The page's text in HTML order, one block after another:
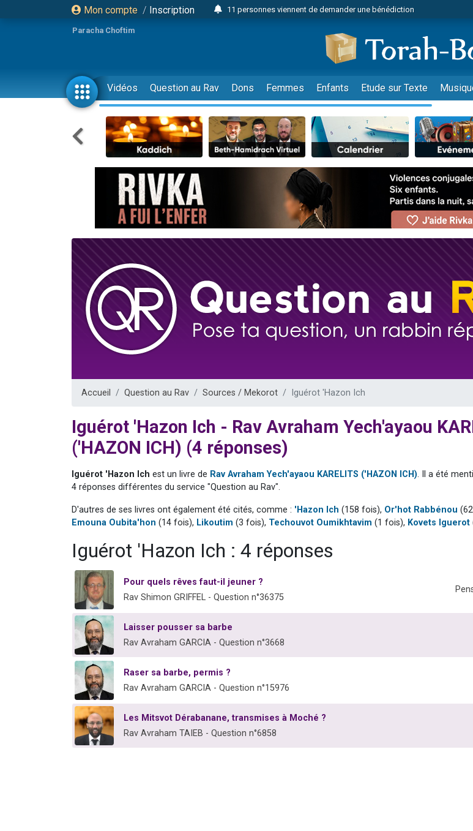
Mon compte / Inscription
11 personnes viennent de demander une bénédiction
Il reste 49 places pour étudier en groupe sur Zoom
2 personnes viennent de nous rejoindre sur WhatsApp
29 personnes viennent de demander une bénédiction
Il reste 49 places pour étudier en groupe sur Zoom
2 personnes viennent de nous rejoindre sur WhatsApp
6 personnes viennent de nous rejoindre sur WhatsApp
4 personnes viennent de faire un don pour Reloger Rivka, 6
2 personnes viennent de faire un don pour 1 Journée de
17 personnes viennent de demander une bénédiction
4 personnes viennent de nous rejoindre sur WhatsApp
Il reste 49 places pour étudier en groupe sur Zoom
Eva vient de donner son Maasser
4 personnes viennent de nous rejoindre sur WhatsApp
3 personnes viennent de nous rejoindre sur WhatsApp
3 personnes viennent de faire un don pour 5 jours de vacances
Odaya vient de donner son Maasser
13 personnes viennent de demander une bénédiction
Paracha Choftim
Vidéos Question au Rav Dons Femmes Enfants Etude sur Texte
Accueil Question au Rav Sources / Mekorot Iguérot 'Hazon Ich
Iguérot 'Hazon Ich - Rav Avraham Yech'ayaou
('HAZON ICH) (4 réponses)
Iguérot 'Hazon Ich est un livre de Rav Avraham Yech'ayaou KARELITS ('HAZON ICH). Il a été
4 réponses différentes du service "Question au Rav".
D'autres de ses livres ont également été cités, comme : 'Hazon Ich (158 fois), Or'hot Rabbénou
Emouna Oubita'hon (14 fois), Likoutim (3 fois), Techouvot Oumikhtavim (1 fois), Kovets Iguerot
Iguérot 'Hazon Ich : 4 réponses
Pour quels rêves faut-il jeuner ?
Rav Shimon GRIFFEL - Question n°36375
Laisser pousser sa barbe
Rav Avraham GARCIA - Question n°3668
Raser sa barbe, permis ?
Rav Avraham GARCIA - Question n°15976
Les Mitsvot Dérabanane, transmises à Moché ?
Rav Avraham TAIEB - Question n°6858